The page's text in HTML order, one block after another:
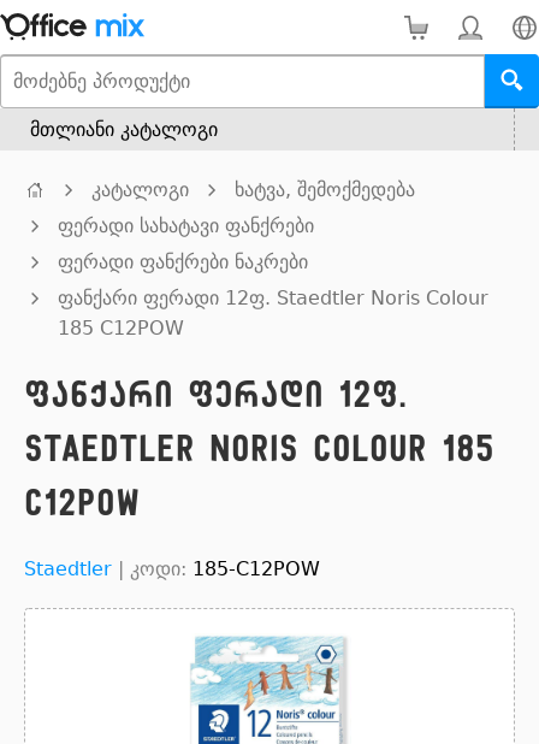
მთლიანი კატალოგი
კატალოგი
ხატვა, შემოქმედება
ფერადი სახატავი ფანქრები
ფერადი ფანქრები ნაკრები
ფანქარი ფერადი 12ფ. Staedtler Noris Colour
185 C12POW
ფანქარი ფერადი 12ფ.
Staedtler Noris Colour 185
C12POW
Staedtler | კოდი: 185-C12POW